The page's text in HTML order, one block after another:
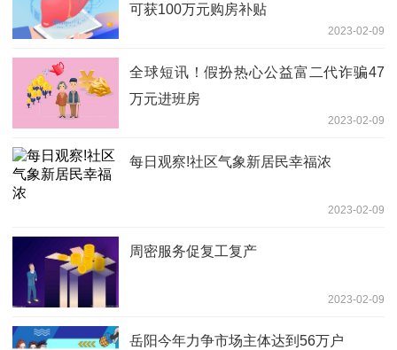
可获100万元购房补贴
2023-02-09
全球短讯！假扮热心公益富二代诈骗47
万元进班房
2023-02-09
每日观察!社区气象新居民幸福浓
2023-02-09
周密服务促复工复产
2023-02-09
岳阳今年力争市场主体达到56万户